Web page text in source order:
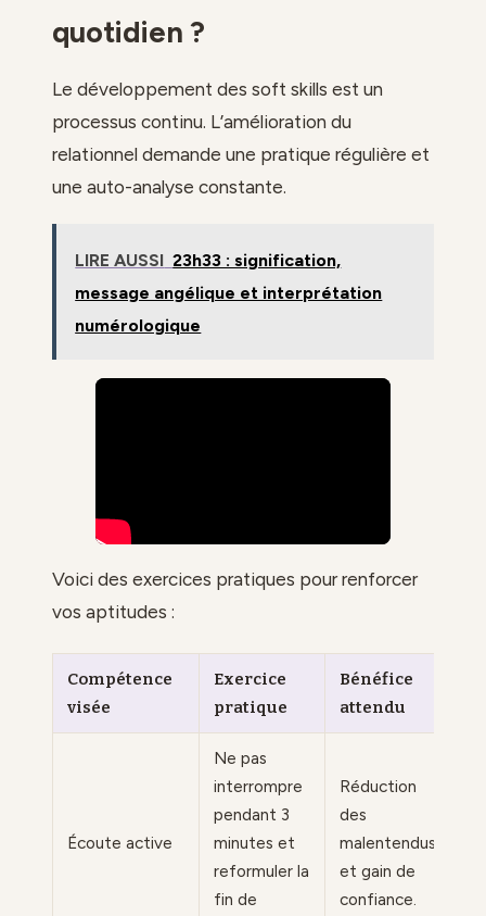
quotidien ?
Le développement des soft skills est un
processus continu. L’amélioration du
relationnel demande une pratique régulière et
une auto-analyse constante.
LIRE AUSSI 23h33 : signification,
message angélique et interprétation
numérologique
Voici des exercices pratiques pour renforcer
vos aptitudes :
Compétence
visée
Exercice
pratique
Bénéfice
attendu
Écoute active
Ne pas
interrompre
pendant 3
minutes et
reformuler la
fin de
Réduction
des
malentendus
et gain de
confiance.